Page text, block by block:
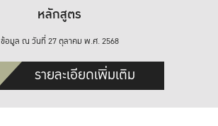
หลักสูตร
ข้อมูล ณ วันที่ 27 ตุลาคม พ.ศ. 2568
รายละเอียดเพิ่มเติม